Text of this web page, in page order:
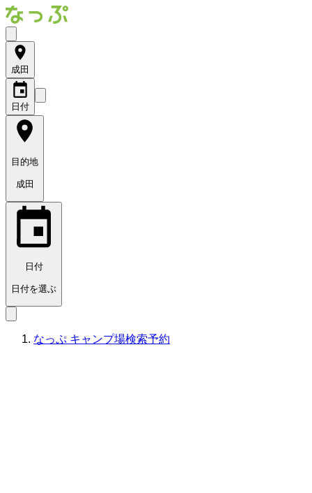
成田
日付
目的地
成田
日付
日付を選ぶ
なっぷ キャンプ場検索予約